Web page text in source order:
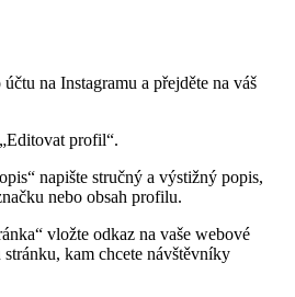
na Instagramu a přejděte na váš
profil“.
napište stručný a výstižný popis,
nebo obsah profilu.
vložte odkaz na vaše webové
kam chcete návštěvníky